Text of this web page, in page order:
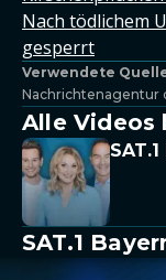
Nach tödlichem
gesperrt
Verwendete
Nachrichtenagentur
Alle Videos
SAT.1